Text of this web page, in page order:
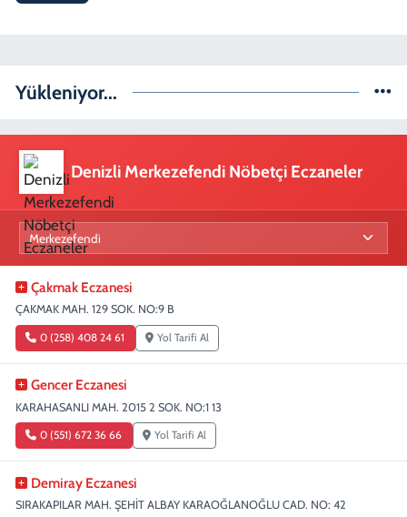
Yükleniyor...
Denizli Merkezefendi Nöbetçi Eczaneler
Çakmak Eczanesi
ÇAKMAK MAH. 129 SOK. NO:9 B
0 (258) 408 24 61 Yol Tarifi Al
Gencer Eczanesi
KARAHASANLI MAH. 2015 2 SOK. NO:1 13
0 (551) 672 36 66 Yol Tarifi Al
Demiray Eczanesi
SIRAKAPILAR MAH. ŞEHİT ALBAY KARAOĞLANOĞLU CAD. NO: 42